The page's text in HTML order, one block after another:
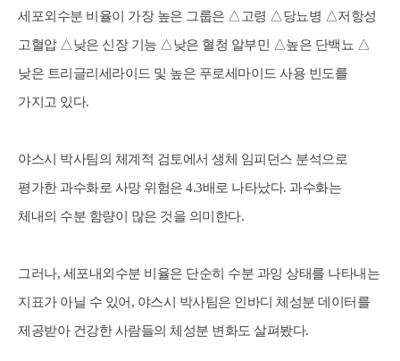
세포외수분 비율이 가장 높은 그룹은 △고령 △당뇨병 △저항성
고혈압 △낮은 신장 기능 △낮은 혈청 알부민 △높은 단백뇨 △
낮은 트리글리세라이드 및 높은 푸로세마이드 사용 빈도를
가지고 있다.
야스시 박사팀의 체계적 검토에서 생체 임피던스 분석으로
평가한 과수화로 사망 위험은 4.3배로 나타났다. 과수화는
체내의 수분 함량이 많은 것을 의미한다.
그러나, 세포내외수분 비율은 단순히 수분 과잉 상태를 나타내는
지표가 아닐 수 있어, 야스시 박사팀은 인바디 체성분 데이터를
제공받아 건강한 사람들의 체성분 변화도 살펴봤다.